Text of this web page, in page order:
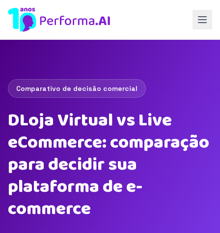
Comparativo de decisão comercial
DLoja Virtual vs Live
eCommerce: comparação
para decidir sua
plataforma de e-
commerce